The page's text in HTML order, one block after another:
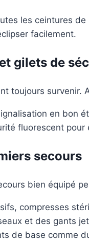
les ceintures
facilement.
gilets de
toujours survenir.
en bon
fluorescent
secours
bien équipé
compresses
et des gants
de base comme